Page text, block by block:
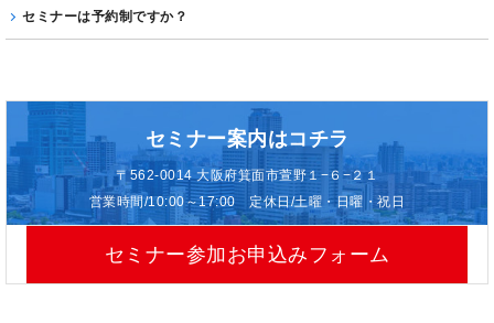
無料のセミナーもあれば、有料のセミナーもございます。
セミナーは予約制ですか？
たします。
セミナー案内はコチラ
〒562-0014 大阪府箕面市萱野１−６−２１
営業時間/10:00～17:00 定休日/土曜・日曜・祝日
セミナー参加お申込みフォーム